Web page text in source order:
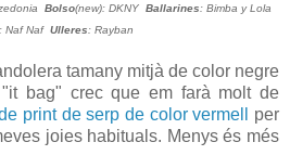
Bolso(new): DKNY Ballarines: Bimba y Lola
Naf Naf Ulleres: Rayban
tamany mitjà de color negre
bag" crec que em farà molt de
print de serp de color vermell
per
joies habituals. Menys és més